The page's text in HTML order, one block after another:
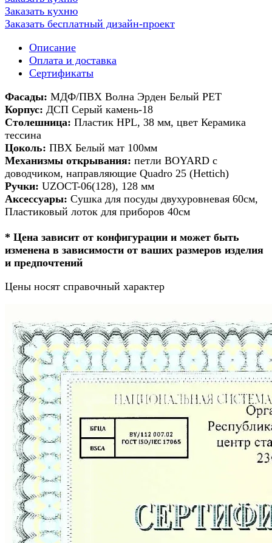
Заказать кухню
Заказать бесплатный дизайн-проект
Описание
Оплата и доставка
Сертификаты
Фасады: МДФ/ПВХ Волна Эрден Белый PET
Корпус: ДСП Серый камень-18
Столешница: Пластик HPL, 38 мм, цвет Керамика
тессина
Цоколь: ПВХ Белый мат 100мм
Механизмы открывания: петли BOYARD с
доводчиком, направляющие Quadro 25 (Hettich)
Ручки: UZOCT-06(128), 128 мм
Аксессуары: Сушка для посуды двухуровневая 60см,
Пластиковый лоток для приборов 40см
* Цена зависит от конфигурации и может быть
изменена в зависимости от ваших размеров изделия
и предпочтений
Цены носят справочный характер